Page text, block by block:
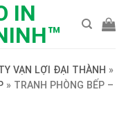
VẠN LỢI ĐẠI THÀNH »
» TRANH PHÒNG BẾP –